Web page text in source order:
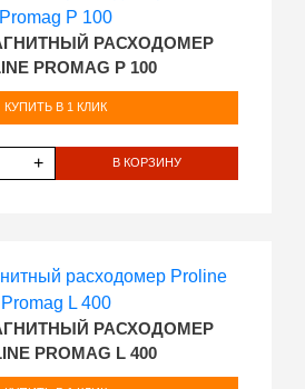
РАСХОДОМЕР
PROMAG P 100
КУПИТЬ В 1 КЛИК
+ В КОРЗИНУ
РАСХОДОМЕР
PROMAG L 400